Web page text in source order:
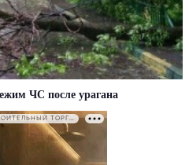
ЧС после урагана
РЕКЛАМА • ООО СТРОИТЕЛЬНЫЙ ТОРГОВЫЙ ДОМ «ПЕТРОВИЧ». ИНН: 7802348846